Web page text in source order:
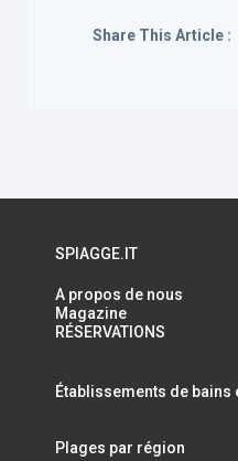
Share This Article :
SPIAGGE.IT
A propos de nous
Magazine
RÉSERVATIONS
Établissements de bains
Plages par région